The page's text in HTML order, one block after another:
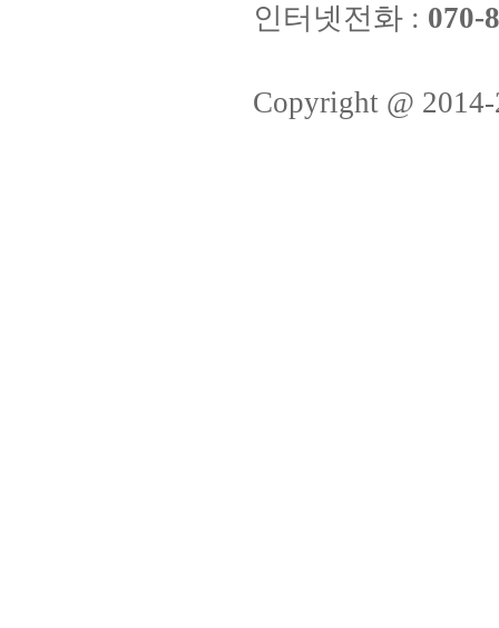
인터넷전화 : 070-
Copyright @